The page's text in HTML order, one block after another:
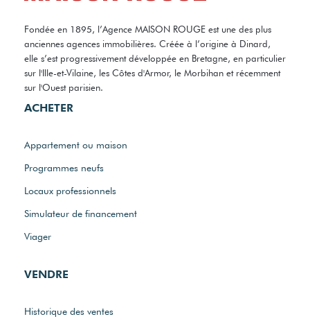
Fondée en 1895, l’Agence MAISON ROUGE est une des plus
anciennes agences immobilières. Créée à l’origine à Dinard,
elle s’est progressivement développée en Bretagne, en particulier
sur l'Ille-et-Vilaine, les Côtes d'Armor, le Morbihan et récemment
sur l'Ouest parisien.
ACHETER
Appartement ou maison
Programmes neufs
Locaux professionnels
Simulateur de financement
Viager
VENDRE
Historique des ventes